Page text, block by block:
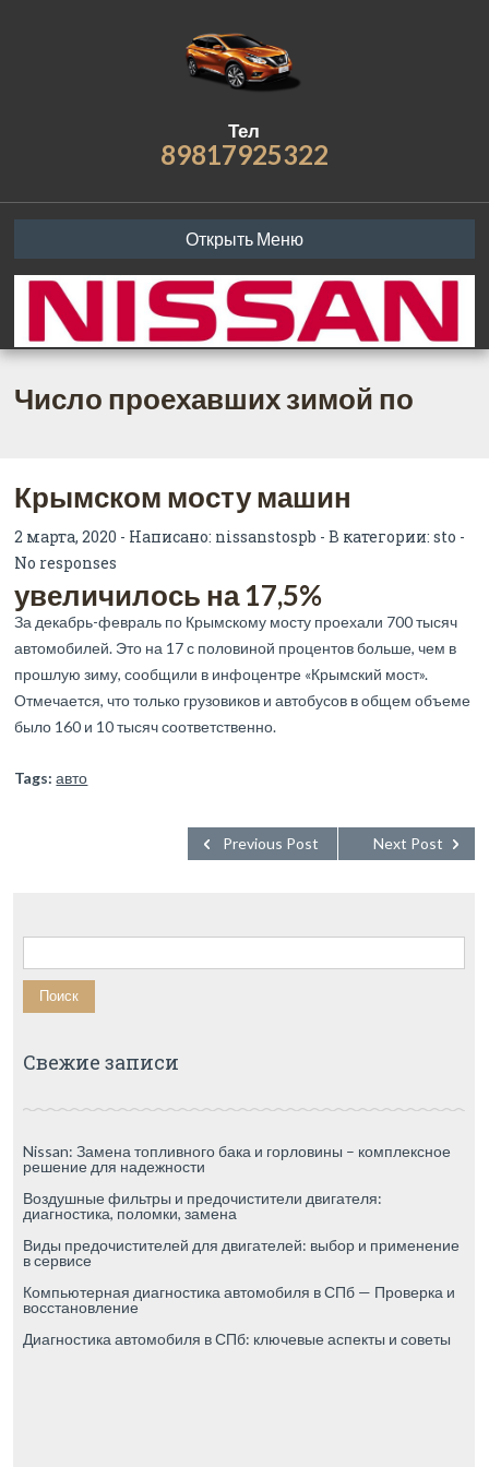
Тел
89817925322
Открыть Меню
Число проехавших зимой по
Крымском мосту машин
увеличилось на 17,5%
2 марта, 2020 - Написано: nissanstospb - В категории:sto -
No responses
За декабрь-февраль по Крымскому мосту проехали 700 тысяч
автомобилей. Это на 17 с половиной процентов больше, чем в
прошлую зиму, сообщили в инфоцентре «Крымский мост».
Отмечается, что только грузовиков и автобусов в общем объеме
было 160 и 10 тысяч соответственно.
Tags: авто
Next Post
Previous Post
Найти:
Свежие записи
Nissan: Замена топливного бака и горловины – комплексное
решение для надежности
Воздушные фильтры и предочистители двигателя:
диагностика, поломки, замена
Виды предочистителей для двигателей: выбор и применение
в сервисе
Компьютерная диагностика автомобиля в СПб — Проверка и
восстановление
Диагностика автомобиля в СПб: ключевые аспекты и советы